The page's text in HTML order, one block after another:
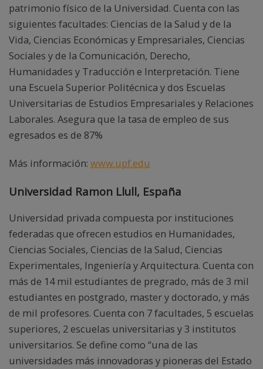
patrimonio físico de la Universidad. Cuenta con las
siguientes facultades: Ciencias de la Salud y de la
Vida, Ciencias Económicas y Empresariales, Ciencias
Sociales y de la Comunicación, Derecho,
Humanidades y Traducción e Interpretación. Tiene
una Escuela Superior Politécnica y dos Escuelas
Universitarias de Estudios Empresariales y Relaciones
Laborales. Asegura que la tasa de empleo de sus
egresados es de 87%
Más información: www.upf.edu
Universidad Ramon Llull, España
Universidad privada compuesta por instituciones
federadas que ofrecen estudios en Humanidades,
Ciencias Sociales, Ciencias de la Salud, Ciencias
Experimentales, Ingeniería y Arquitectura. Cuenta con
más de 14 mil estudiantes de pregrado, más de 3 mil
estudiantes en postgrado, master y doctorado, y más
de mil profesores. Cuenta con 7 facultades, 5 escuelas
superiores, 2 escuelas universitarias y 3 institutos
universitarios. Se define como “una de las
universidades más innovadoras y pioneras del Estado